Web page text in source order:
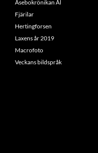
Åsebokrönikan Ål
Fjärilar
Hertingforsen
Laxens år 2019
Macrofoto
Veckans bildspråk